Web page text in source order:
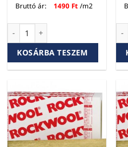
Bruttó ár: 1490 Ft /m2
Kőzetgyapot Multirock Super 50
KOSÁRBA TESZEM